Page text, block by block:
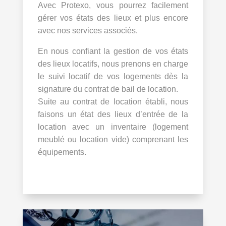
Avec Protexo, vous pourrez facilement
gérer vos états des lieux et plus encore
avec nos services associés.
En nous confiant la gestion de vos états
des lieux locatifs, nous prenons en charge
le suivi locatif de vos logements dès la
signature du contrat de bail de location.
Suite au contrat de location établi, nous
faisons un état des lieux d’entrée de la
location avec un inventaire (logement
meublé ou location vide) comprenant les
équipements.